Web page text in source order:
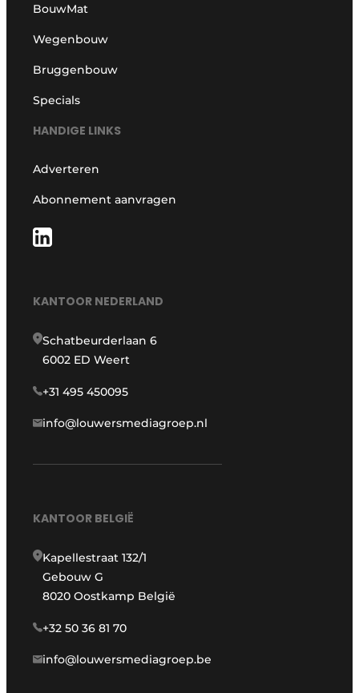
BouwMat
Wegenbouw
Bruggenbouw
Specials
HANDIGE LINKS
Adverteren
Abonnement aanvragen
KANTOOR NEDERLAND
Schatbeurderlaan 6
6002 ED Weert
+31 495 450095
info@louwersmediagroep.nl
KANTOOR BELGIË
Kapellestraat 132/1
Gebouw G
8020 Oostkamp België
+32 50 36 81 70
info@louwersmediagroep.be